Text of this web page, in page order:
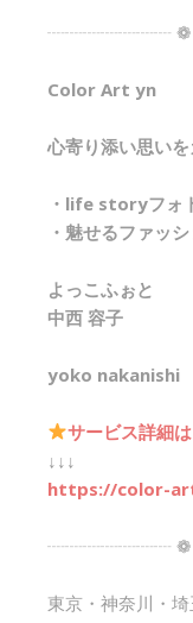
┈┈┈┈┈┈┈
Color Art yn
心寄り添い思いを
・life storyフォ
・魅せるファッ
よっこふぉと
中西 容子
yoko nakanishi
サービス詳細
↓↓↓
https://color-
┈┈┈┈┈┈┈
東京・神奈川・